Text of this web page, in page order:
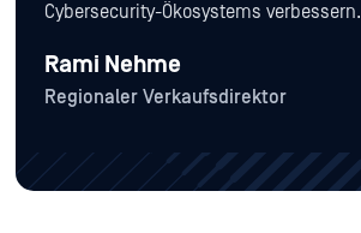
Cybersecurity-Ökosystems verbessern.
Rami Nehme
Regionaler Verkaufsdirektor